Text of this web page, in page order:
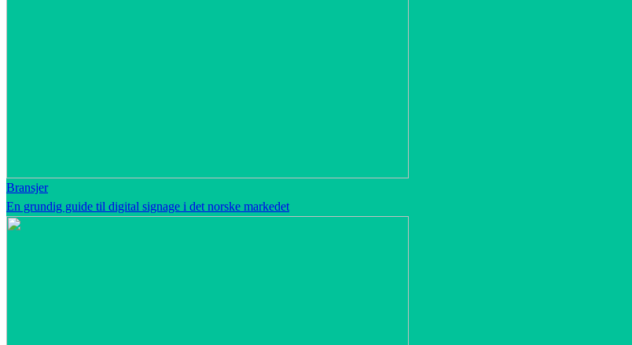
Bransjer
En grundig guide til digital signage i det norske markedet